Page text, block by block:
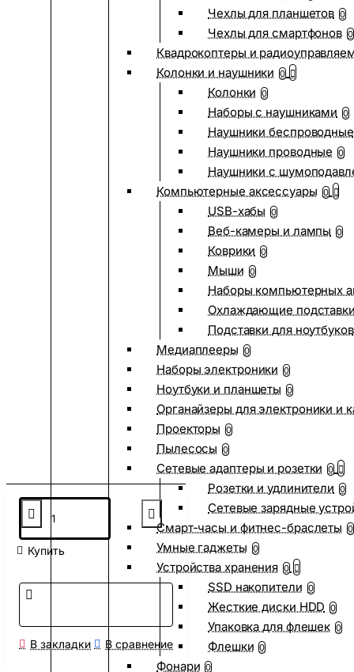
Чехлы для планшетов 0
Чехлы для смартфонов 0
Квадрокоптеры и
Колонки и наушники 0
Колонки 0
Наборы с наушниками 0
Наушники беспроводные
Наушники проводные 0
Наушники с
Компьютерные аксессуары 0
USB-хабы 0
Веб-камеры и лампы 0
Коврики 0
Мыши 0
Наборы компьютерных
Охлаждающие
Подставки для ноутбуков
Медиаплееры 0
Наборы электроники 0
Ноутбуки и планшеты 0
Органайзеры для электроники и
Проекторы 0
Пылесосы 0
Сетевые адаптеры и розетки 0
Розетки и удлинители 0
Сетевые зарядные
Смарт-часы и фитнес-браслеты 0
Умные гаджеты 0
Устройства хранения 0
SSD накопители 0
Жесткие диски HDD 0
Упаковка для флешек 0
Флешки 0
Фонари 0
Купить
В закладки В сравнение